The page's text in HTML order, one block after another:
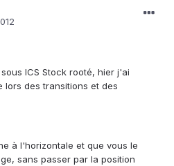
ICS Stock rooté, hier j'ai
des transitions et des
à l'horizontale et que vous le
sans passer par la position